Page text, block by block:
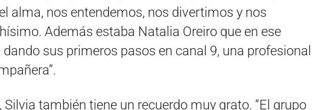
alma, nos entendemos, nos divertimos y nos
Además estaba Natalia Oreiro que en ese
sus primeros pasos en canal 9, una profesional
Silvia también tiene un recuerdo muy grato. “El grupo